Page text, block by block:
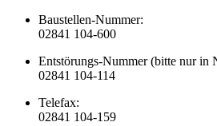
Baustellen-Nummer:
02841 104-600
Entstörungs-Nummer (bitte nur in
02841 104-114
Telefax:
02841 104-159